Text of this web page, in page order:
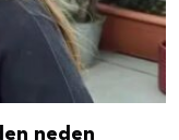
neden